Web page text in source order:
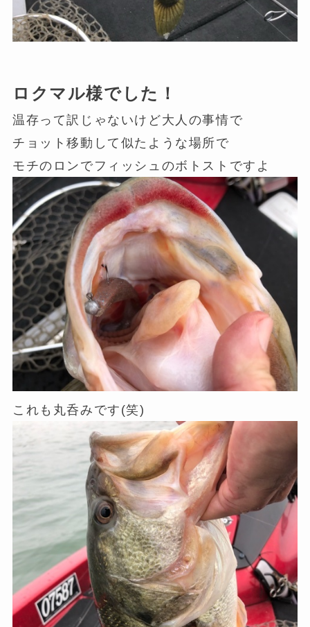
ロクマル様でした！
温存って訳じゃないけど大人の事情で
チョット移動して似たような場所で
モチのロンでフィッシュのボトストですよ
これも丸呑みです(笑)